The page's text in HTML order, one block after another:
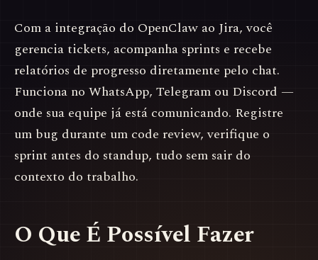
Com a integração do OpenClaw ao Jira, você
gerencia tickets, acompanha sprints e recebe
relatórios de progresso diretamente pelo chat.
Funciona no WhatsApp, Telegram ou Discord —
onde sua equipe já está comunicando. Registre
um bug durante um code review, verifique o
sprint antes do standup, tudo sem sair do
contexto do trabalho.
O Que É Possível Fazer